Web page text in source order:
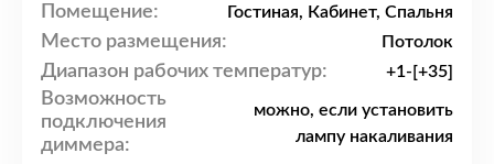
Помещение: Гостиная, Кабинет, Спальня
Место размещения: Потолок
Диапазон рабочих температур: +1-[+35]
Возможность
подключения
диммера:
можно, если установить
лампу накаливания